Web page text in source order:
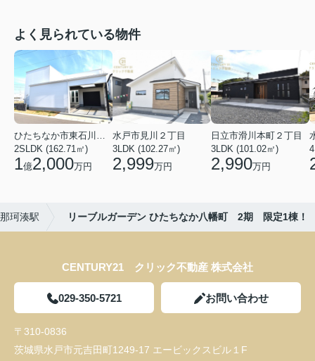
よく見られている物件
2SLDK (162.71㎡)
1億2,000万円
水戸市見川２丁目
3LDK (102.27㎡)
2,999万円
日立市滑川本町２丁目
3LDK (101.02㎡)
2,990万円
那珂湊駅 リーブルガーデン ひたちなか八幡町 2期 限定1棟！
CENTURY21 クリック不動産 株式会社
029-350-5721 お問い合わせ
〒310-0836
茨城県水戸市元吉田町1249-17 エービックスビル１F